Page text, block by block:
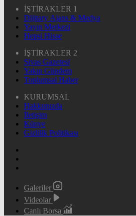
İŞTİRAKLER 1
Dijitary Ajans & Medya
Yayın Merkezi
Hepsi Hisse
İŞTİRAKLER 2
Sivas Gazetesi
Yakın Gündem
Toplumsal Haber
KURUMSAL
Hakkımızda
İletişim
Künye
Gizlilik Politikası
Galeriler
Videolar
Canlı Borsa